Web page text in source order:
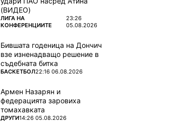
(ВИДЕО)
ПОВЕЧЕ ОТ
ЛИГА НА
КОНФЕРЕНЦИИТЕ
23:26
05.08.2026
Бившата годеница на Дончич
взе изненадващо решение в
съдебната битка
ПОВЕЧЕ ОТ
БАСКЕТБОЛ22:16 06.08.2026
Армен Назарян и
федерацията заровиха
томахавката
ПОВЕЧЕ ОТ
ДРУГИ14:26 05.08.2026